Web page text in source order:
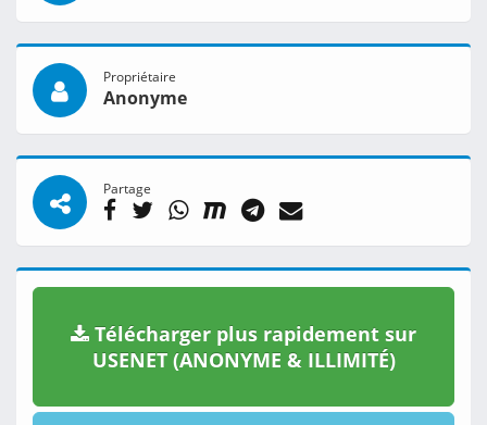
Propriétaire
Anonyme
Partage
Télécharger plus rapidement sur
USENET (ANONYME & ILLIMITÉ)